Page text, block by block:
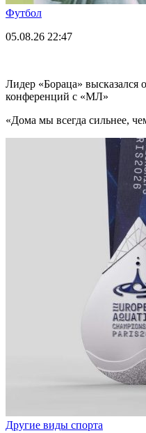
Футбол
05.08.26 22:47
Лидер «Бораца» высказался
конференций с «МЛ»
«Дома мы всегда сильнее,
Другие виды спорта